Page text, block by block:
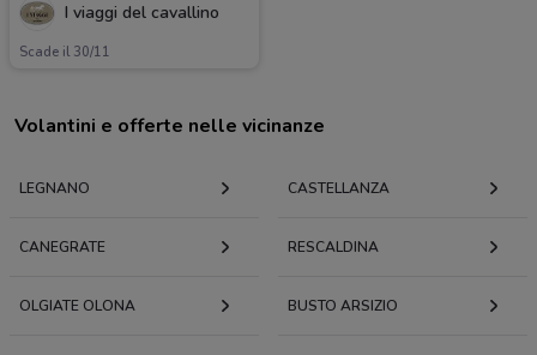
I viaggi del cavallino
Scade il 30/11
Volantini e offerte nelle vicinanze
LEGNANO CASTELLANZA
CANEGRATE RESCALDINA
OLGIATE OLONA BUSTO ARSIZIO